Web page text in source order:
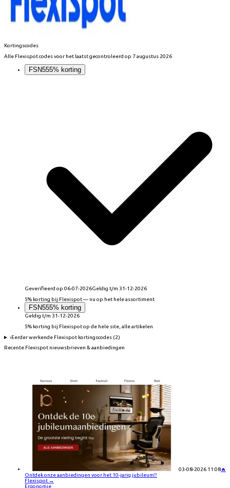
Kortingscodes
Alle Flexispotcodes voor het laatst gecontroleerd op 7 augustus 2026
FSN555% korting
Geverifieerd op 06-07-2026Geldig t/m 31-12-2026
5% korting bij Flexispot — nu op het hele assortiment
FSN555% korting
Geldig t/m 31-12-2026
5% korting bij Flexispot op de hele site, alle artikelen
›Eerder werkende Flexispotkortingscodes (2)
Recente Flexispot nieuwsbrieven & aanbiedingen
03-08-2026 11:08🔥
Ontdek onze aanbiedingen voor het 10-jarig jubileum‼️
Flexispot →
Ergonomie